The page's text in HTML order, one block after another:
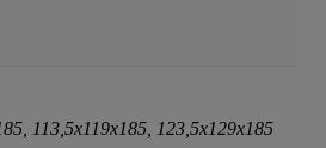
113,5x119x185, 123,5x129x185